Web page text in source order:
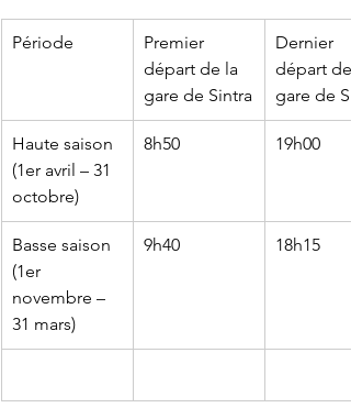
Période
Premier
départ de la
gare de Sintra
Dernier
départ de
gare de
Haute saison
(1er avril – 31
octobre)
8h50 19h00
Basse saison
(1er
novembre –
31 mars)
9h40 18h15